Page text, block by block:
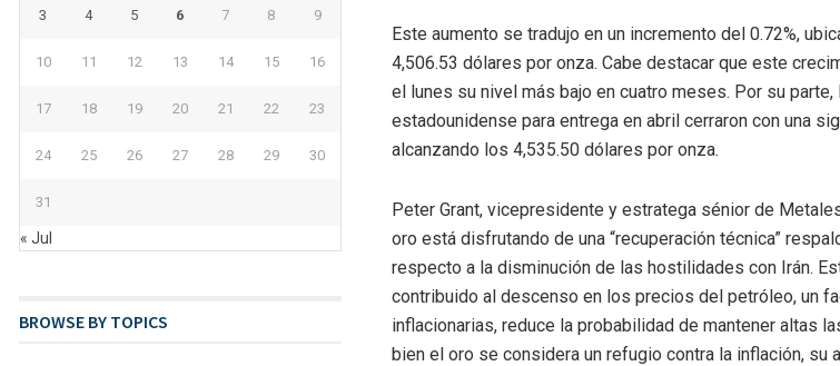
Este aumento se tradujo en un incremento del 0.72%,
4,506.53 dólares por onza. Cabe destacar que este
el lunes su nivel más bajo en cuatro meses. Por su
estadounidense para entrega en abril cerraron con una
alcanzando los 4,535.50 dólares por onza.
Peter Grant, vicepresidente y estratega sénior de
oro está disfrutando de una “recuperación técnica”
respecto a la disminución de las hostilidades con Irán.
contribuido al descenso en los precios del petróleo, un
inflacionarias, reduce la probabilidad de mantener altas
bien el oro se considera un refugio contra la inflación, su
3 4 5 6 7 8 9
10 11 12 13 14 15 16
17 18 19 20 21 22 23
24 25 26 27 28 29 30
31
« Jul
BROWSE BY TOPICS